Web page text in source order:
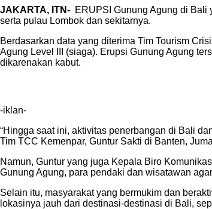
JAKARTA, ITN- ERUPSI Gunung Agung di Bali
serta pulau Lombok dan sekitarnya.
Berdasarkan data yang diterima Tim Tourism
Agung Level III (siaga). Erupsi Gunung Agung
dikarenakan kabut.
-iklan-
“Hingga saat ini, aktivitas penerbangan di Bali
Tim TCC Kemenpar, Guntur Sakti di Banten,
Namun, Guntur yang juga Kepala Biro
Gunung Agung, para pendaki dan wisatawan
Selain itu, masyarakat yang bermukim dan
lokasinya jauh dari destinasi-destinasi di Bali,